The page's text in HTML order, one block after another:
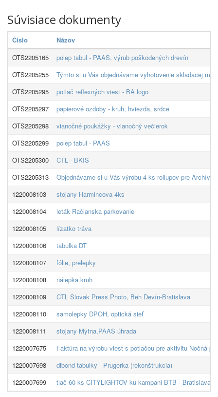
Súvisiace dokumenty
Číslo
Názov
OTS2205165
polep tabul - PAAS, výrub poškodených drevín
OTS2205255
Týmto si u Vás objednávame vyhotovenie skladacej
OTS2205295
potlač reflexných viest - BA logo
OTS2205297
papierové ozdoby - kruh, hviezda, srdce
OTS2205298
vianočné poukážky - vianočný večierok
OTS2205299
polep tabul - PAAS
OTS2205300
CTL - BKIS
OTS2205313
Objednávame si u Vás výrobu 4 ks rollupov pre Archív
1220008103
stojany Harmincova 4ks
1220008104
leták Račianska parkovanie
1220008105
lízatko tráva
1220008106
tabulka DT
1220008107
fólie, prelepky
1220008108
nálepka kruh
1220008109
CTL Slovak Press Photo, Beh Devín-Bratislava
1220008110
samolepky DPOH, optická sieť
1220008111
stojany Mýtna,PAAS úhrada
1220007675
Faktúra na výrobu viest s potlačou pre aktivitu Nočná
1220007698
dibond tabulky - Prugerka (rekonštrukcia)
1220007699
tlač 60 ks CITYLIGHTOV ku kampani BTB - Bratislava